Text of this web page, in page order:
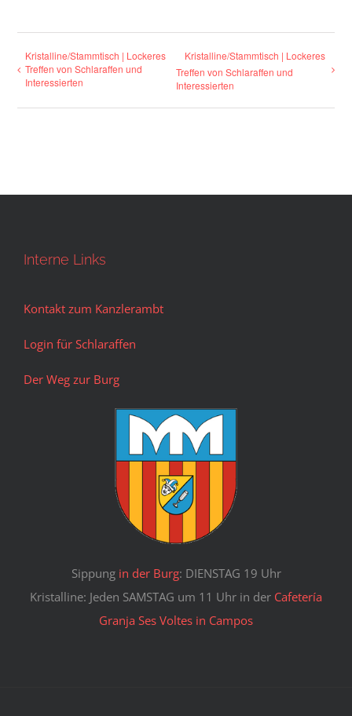
Kristalline/Stammtisch | Lockeres
Treffen von Schlaraffen und
Interessierten
Kristalline/Stammtisch | Lockeres
Treffen von Schlaraffen und
Interessierten
Interne Links
Kontakt zum Kanzlerambt
Login für Schlaraffen
Der Weg zur Burg
Sippung in der Burg: DIENSTAG 19 Uhr
Kristalline: Jeden SAMSTAG um 11 Uhr in der Cafetería
Granja Ses Voltes in Campos